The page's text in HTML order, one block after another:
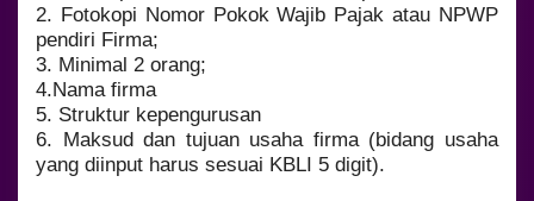
2. Fotokopi Nomor Pokok Wajib Pajak atau NPWP
pendiri Firma;
3. Minimal 2 orang;
4.Nama firma
5. Struktur kepengurusan
6. Maksud dan tujuan usaha firma (bidang usaha
yang diinput harus sesuai KBLI 5 digit).